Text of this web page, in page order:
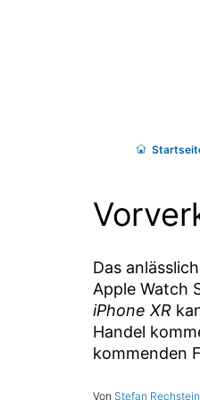
Start
Das
Apple Watch
iPhone XR
Handel
kommenden
Stefan